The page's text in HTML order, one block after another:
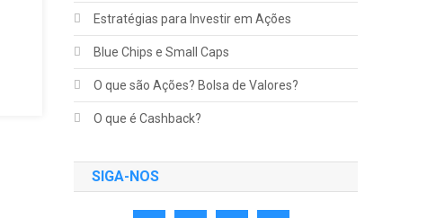
Estratégias para Investir em Ações
Blue Chips e Small Caps
O que são Ações? Bolsa de Valores?
O que é Cashback?
SIGA-NOS